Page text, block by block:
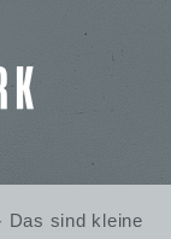
Das sind kleine